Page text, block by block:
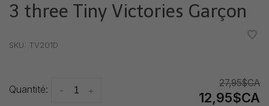
3 three Tiny Victories Garçon
SKU: TV201D
Quantité: +
-
27,95$CA
12,95$CA